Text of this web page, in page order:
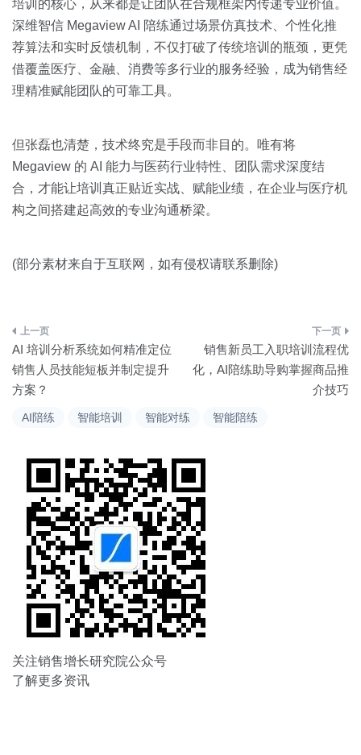
AI陪练 智能培训 智能对练 智能陪练
培训的核心，从来都是让团队在合规框架内传递专业价值。
深维智信 Megaview AI 陪练通过场景仿真技术、个性化推
荐算法和实时反馈机制，不仅打破了传统培训的瓶颈，更凭
借覆盖医疗、金融、消费等多行业的服务经验，成为销售经
理精准赋能团队的可靠工具。
但张磊也清楚，技术终究是手段而非目的。唯有将
Megaview 的 AI 能力与医药行业特性、团队需求深度结
合，才能让培训真正贴近实战、赋能业绩，在企业与医疗机
构之间搭建起高效的专业沟通桥梁。
(部分素材来自于互联网，如有侵权请联系删除)
文
章
导
AI 培训分析系统如何精准定位
销售人员技能短板并制定提升
方案？
销售新员工入职培训流程优
化，AI陪练助导购掌握商品推
介技巧
关注销售增长研究院公众号
了解更多资讯